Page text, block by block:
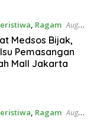
, Ragam August
Medsos Bijak,
Pemasangan
Mall Jakarta
, Ragam August